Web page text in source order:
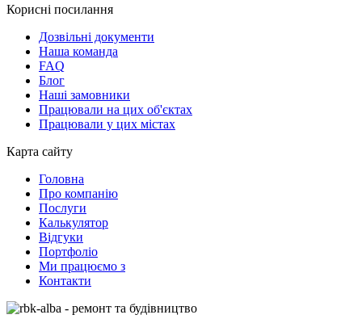
Корисні посилання
Дозвільні документи
Наша команда
FAQ
Блог
Наші замовники
Працювали на цих об'єктах
Працювали у цих містах
Карта сайту
Головна
Про компанію
Послуги
Калькулятор
Відгуки
Портфоліо
Ми працюємо з
Контакти